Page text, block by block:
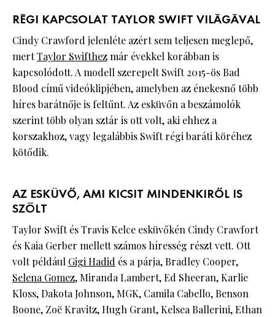
RÉGI KAPCSOLAT TAYLOR SWIFT VILÁGÁVAL
Cindy Crawford jelenléte azért sem teljesen meglepő,
mertTaylor Swifthezmár évekkel korábban is
kapcsolódott. A modell szerepelt Swift 2015-ös Bad
Blood című videóklipjében, amelyben az énekesnő több
híres barátnője is feltűnt. Az esküvőn a beszámolók
szerint több olyan sztár is ott volt, aki ehhez a
korszakhoz, vagy legalábbis Swift régi baráti köréhez
kötődik.
AZ ESKÜVŐ, AMI KICSIT MINDENKIRŐL IS
SZÓLT
Taylor Swift és Travis Kelce esküvőkén Cindy Crawfort
és Kaia Gerber mellett számos híresség részt vett. Ott
volt például Gigi Hadid és a párja, Bradley Cooper,
Selena Gomez, Miranda Lambert, Ed Sheeran, Karlie
Kloss, Dakota Johnson, MGK, Camila Cabello, Benson
Boone, Zoë Kravitz, Hugh Grant, Kelsea Ballerini, Ethan